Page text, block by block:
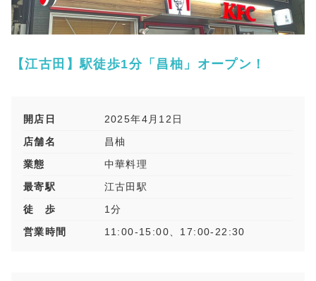
【江古田】駅徒歩1分「昌柚」オープン！
開店日
2025年4月12日
店舗名
昌柚
業態
中華料理
最寄駅
江古田駅
徒 歩
1分
営業時間
11:00-15:00、17:00-22:30